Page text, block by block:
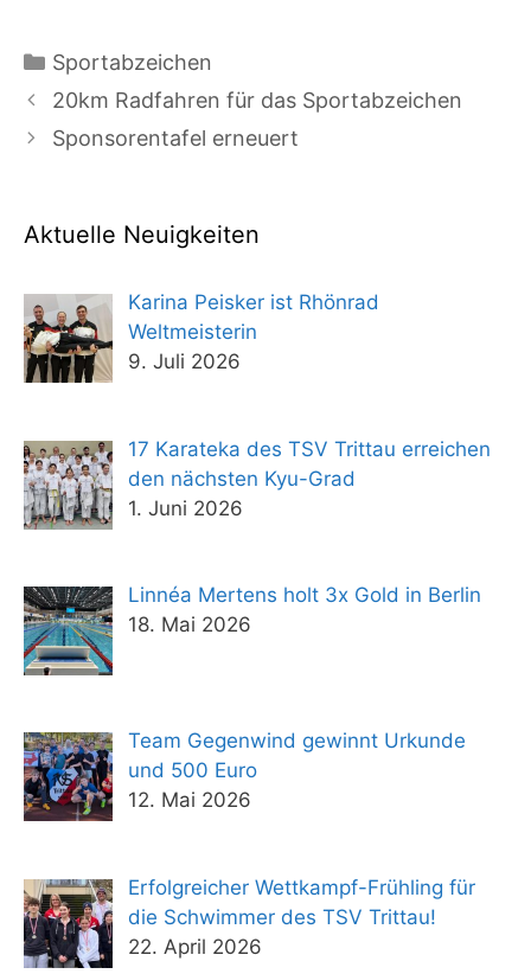
Kategorien
Sportabzeichen
20km Radfahren für das Sportabzeichen
Sponsorentafel erneuert
Aktuelle Neuigkeiten
Karina Peisker ist Rhönrad
Weltmeisterin
9. Juli 2026
17 Karateka des TSV Trittau erreichen
den nächsten Kyu-Grad
1. Juni 2026
Linnéa Mertens holt 3x Gold in Berlin
18. Mai 2026
Team Gegenwind gewinnt Urkunde
und 500 Euro
12. Mai 2026
Erfolgreicher Wettkampf-Frühling für
die Schwimmer des TSV Trittau!
22. April 2026